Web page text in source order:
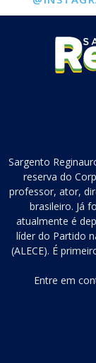
Sargento
reserva do
professor, ator,
brasileiro. Já
atualmente é
líder do Partido
(ALECE). É
Entre em